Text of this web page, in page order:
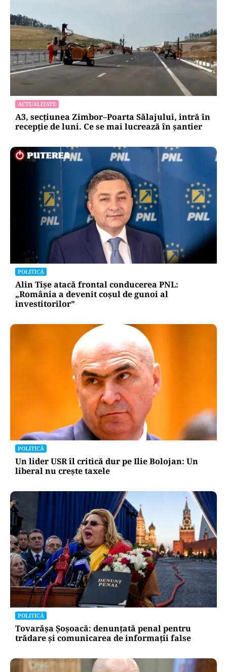
ACTUALITATE
A3, secțiunea Zimbor–Poarta Sălajului, intră în
recepție de luni. Ce se mai lucrează în șantier
POLITICĂ
Alin Tișe atacă frontal conducerea PNL:
„România a devenit coșul de gunoi al
investitorilor”
POLITICĂ
Un lider USR îl critică dur pe Ilie Bolojan: Un
liberal nu crește taxele
POLITICĂ
Tovarășa Șoșoacă: denunțată penal pentru
trădare și comunicarea de informații false